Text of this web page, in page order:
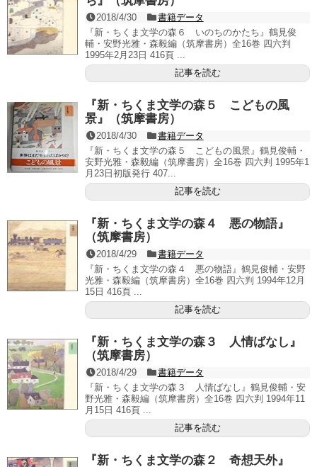
2018/4/30
書籍データ
『新・ちくま文学の森６ いのちのかたち』鶴見俊
輔・安野光雅・森毅編（筑摩書房）全16巻 四六判
1995年2月23日 416頁 ...
記事を読む
『新・ちくま文学の森５ こどもの風
景』（筑摩書房）
2018/4/30
書籍データ
『新・ちくま文学の森５ こどもの風景』鶴見俊輔・
安野光雅・森毅編（筑摩書房）全16巻 四六判 1995年1
月23日初版発行 407...
記事を読む
『新・ちくま文学の森４ 悪の物語』
（筑摩書房）
2018/4/29
書籍データ
『新・ちくま文学の森４ 悪の物語』鶴見俊輔・安野
光雅・森毅編（筑摩書房）全16巻 四六判 1994年12月
15日 416頁 ...
記事を読む
『新・ちくま文学の森３ 人情ばなし』
（筑摩書房）
2018/4/29
書籍データ
『新・ちくま文学の森３ 人情ばなし』鶴見俊輔・安
野光雅・森毅編（筑摩書房）全16巻 四六判 1994年11
月15日 416頁 ...
記事を読む
『新・ちくま文学の森２ 奇想天外』